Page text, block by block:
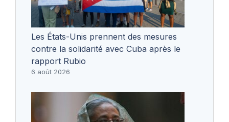
Les États-Unis prennent des mesures
contre la solidarité avec Cuba après le
rapport Rubio
6 août 2026